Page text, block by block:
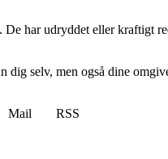
har udryddet eller kraftigt
selv, men også dine
Mail
RSS